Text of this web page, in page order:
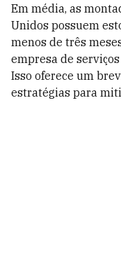
Em média, as
Unidos possuem
menos de três
empresa de
Isso oferece um
estratégias para